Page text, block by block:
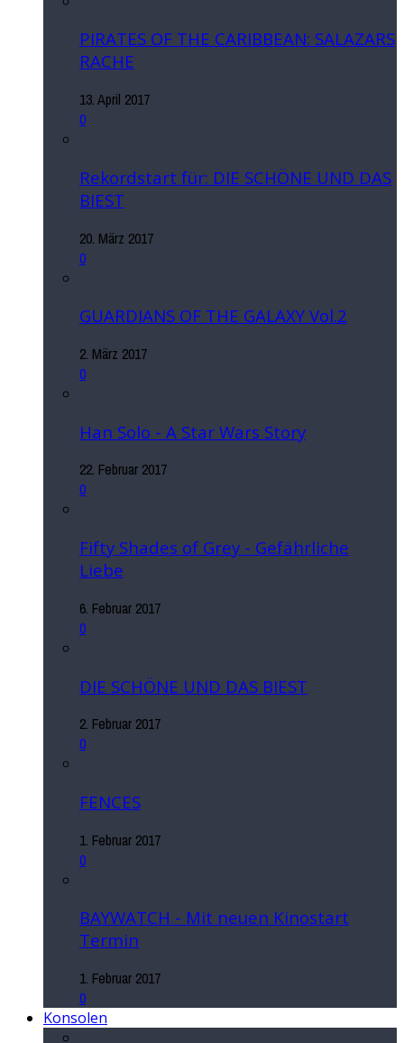
PIRATES OF THE CARIBBEAN: SALAZARS
RACHE
13. April 2017
0
Rekordstart für: DIE SCHÖNE UND DAS
BIEST
20. März 2017
0
GUARDIANS OF THE GALAXY Vol.2
2. März 2017
0
Han Solo - A Star Wars Story
22. Februar 2017
0
Fifty Shades of Grey - Gefährliche
Liebe
6. Februar 2017
0
DIE SCHÖNE UND DAS BIEST
2. Februar 2017
0
FENCES
1. Februar 2017
0
BAYWATCH - Mit neuen Kinostart
Termin
1. Februar 2017
0
Konsolen